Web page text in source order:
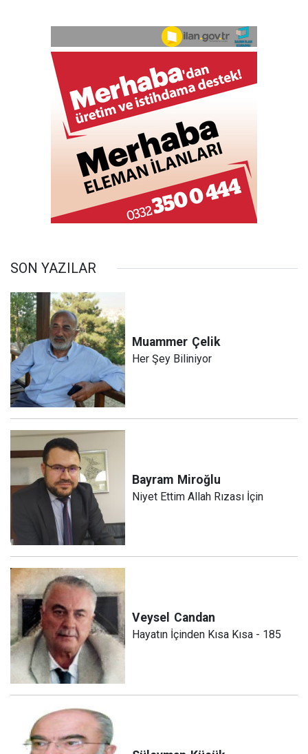
SON YAZILAR
Muammer Çelik
Her Şey Biliniyor
Bayram Miroğlu
Niyet Ettim Allah Rızası İçin
Veysel Candan
Hayatın İçinden Kısa Kısa - 185